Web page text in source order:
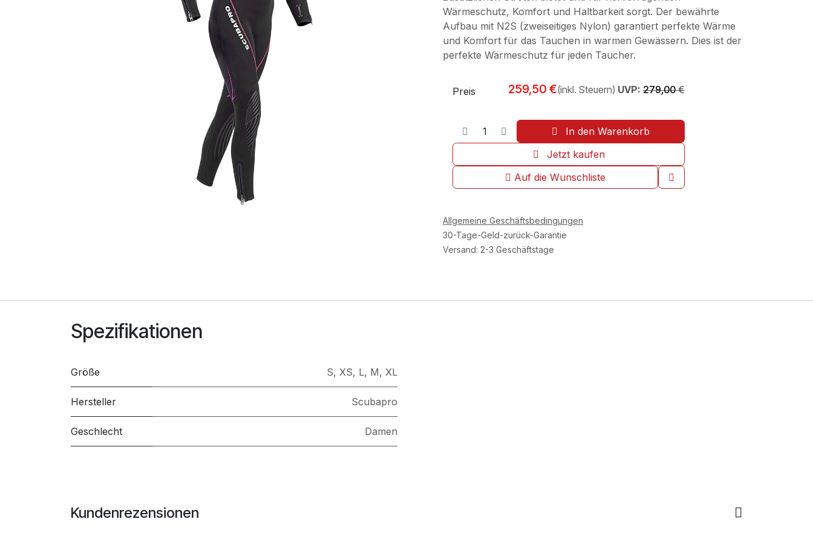
Wärmeschutz, Komfort und Haltbarkeit sorgt. Der bewährte
Aufbau mit N2S (zweiseitiges Nylon) garantiert perfekte Wärme
und Komfort für das Tauchen in warmen Gewässern. Dies ist der
perfekte Wärmeschutz für jeden Taucher.
In den Warenkorb
Jetzt kaufen
Auf die Wunschliste
Preis 259,50 €(inkl. Steuern) UVP: 279,00€
Allgemeine Geschäftsbedingungen
30-Tage-Geld-zurück-Garantie
Versand: 2-3 Geschäftstage
Spezifikationen
Größe S, XS, L, M, XL
Hersteller Scubapro
Geschlecht Damen
Kundenrezensionen